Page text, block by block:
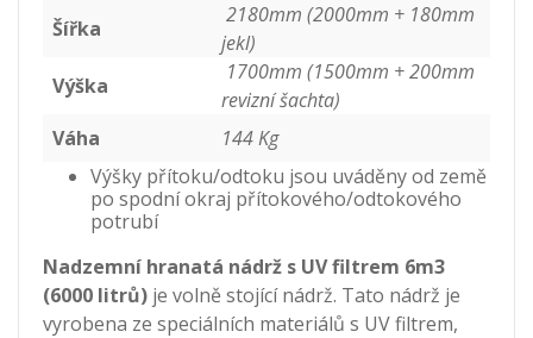
Šířka
2180mm (2000mm + 180mm
jekl)
Výška
1700mm (1500mm + 200mm
revizní šachta)
Váha
144 Kg
Výšky přítoku/odtoku jsou uváděny od země
po spodní okraj přítokového/odtokového
potrubí
Nadzemní hranatá nádrž s UV filtrem 6m3
(6000 litrů) je volně stojící nádrž. Tato nádrž je
vyrobena ze speciálních materiálů s UV filtrem,